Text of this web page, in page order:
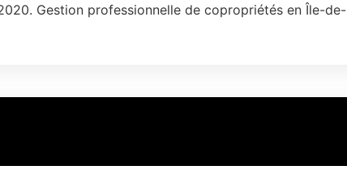
Gestion professionnelle de copropriétés en Île-de-